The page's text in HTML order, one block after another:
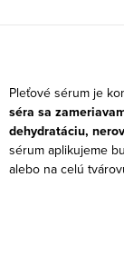
v
l
á
d
Pleťové sérum je
séra sa
dehydratáciu,
sérum aplikujeme
alebo na celú